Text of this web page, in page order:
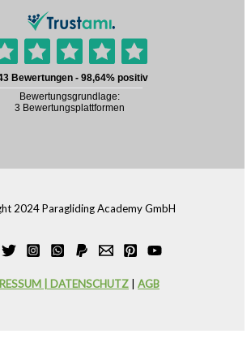
2024 Paragliding Academy GmbH
| DATENSCHUTZ AGB